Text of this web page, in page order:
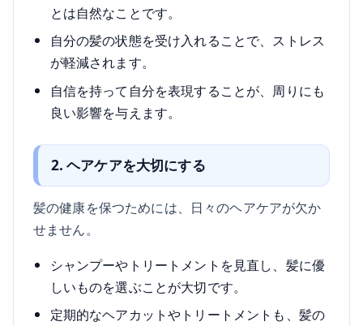
とは自然なことです。
自分の髪の状態を受け入れることで、ストレス
が軽減されます。
自信を持って自分を表現することが、周りにも
良い影響を与えます。
2. ヘアケアを大切にする
髪の健康を保つためには、日々のヘアケアが欠か
せません。
シャンプーやトリートメントを見直し、髪に優
しいものを選ぶことが大切です。
定期的なヘアカットやトリートメントも、髪の